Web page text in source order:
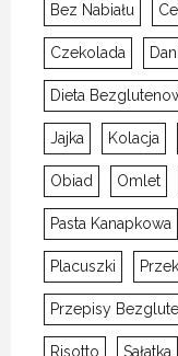
Bez Nabiału
Czekolada
Dieta
Jajka Kolacja
Obiad Omlet
Pasta Kanapkowa
Placuszki
Przepisy
Risotto Sałatka